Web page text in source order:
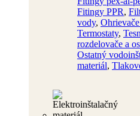
Fitingy PPR,
vody,
Termostaty,
rozdelovače a
Ostatný
materiál,